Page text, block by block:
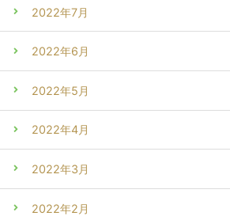
2022年7月
2022年6月
2022年5月
2022年4月
2022年3月
2022年2月